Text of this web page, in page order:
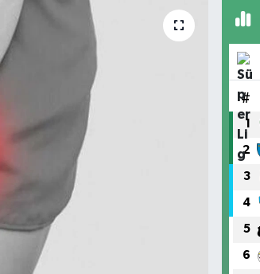
#
1
2
3
4
5
6